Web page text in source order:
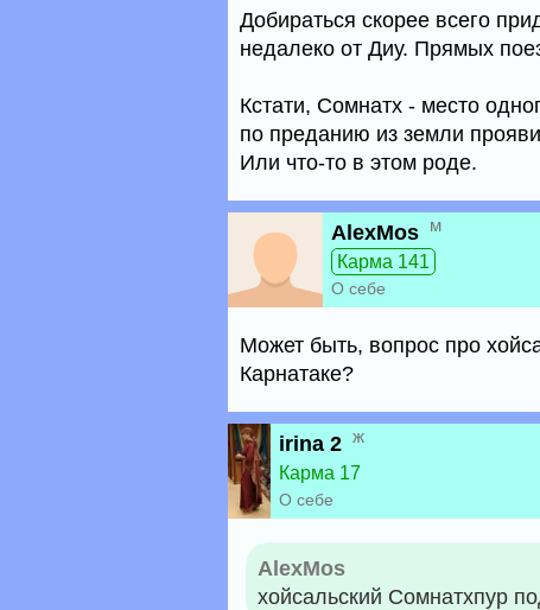
Добираться скорее всего
недалеко от Диу. Прямых
Кстати, Сомнатх - место
по преданию из земли
Или что-то в этом роде.
AlexMos м
Карма 141
О себе
Может быть, вопрос про
Карнатаке?
irina 2 ж
Карма 17
О себе
AlexMos
хойсальский Сомнатхпур